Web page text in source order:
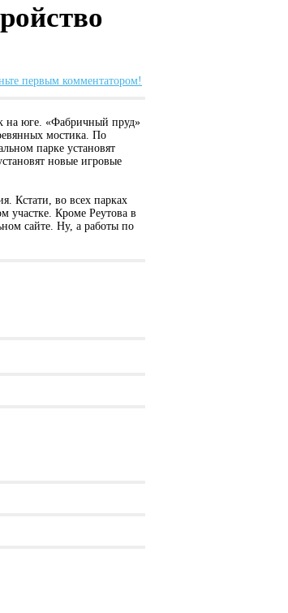
первым комментатором!
на юге. «Фабричный пруд»
мостика. По
парке установят
новые игровые
Кстати, во всех парках
участке. Кроме Реутова в
сайте. Ну, а работы по